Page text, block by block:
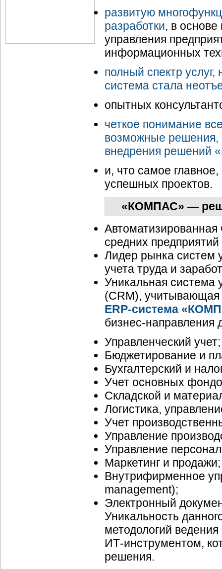
развитую
разработки, в
управления
информационных
полный спектр
система стала
опытных
четкое понимание
возможные решения,
внедрения решений
и, что самое
успешных проектов.
«КОМПАС» —
средних предприятий
Лидер рынка систем
учета труда и
Уникальная система
(CRM), учитывающая
ERP-система
бизнес-направления
Управленческий учет;
Бюджетирование и
Бухгалтерский и
Учет основных
Складской и
Логистика,
Учет
Управление
Управление
Маркетинг и продажи;
Внутрифирменное
management);
Электронный
Уникальность
методологий
ИТ-инструментом,
решения.